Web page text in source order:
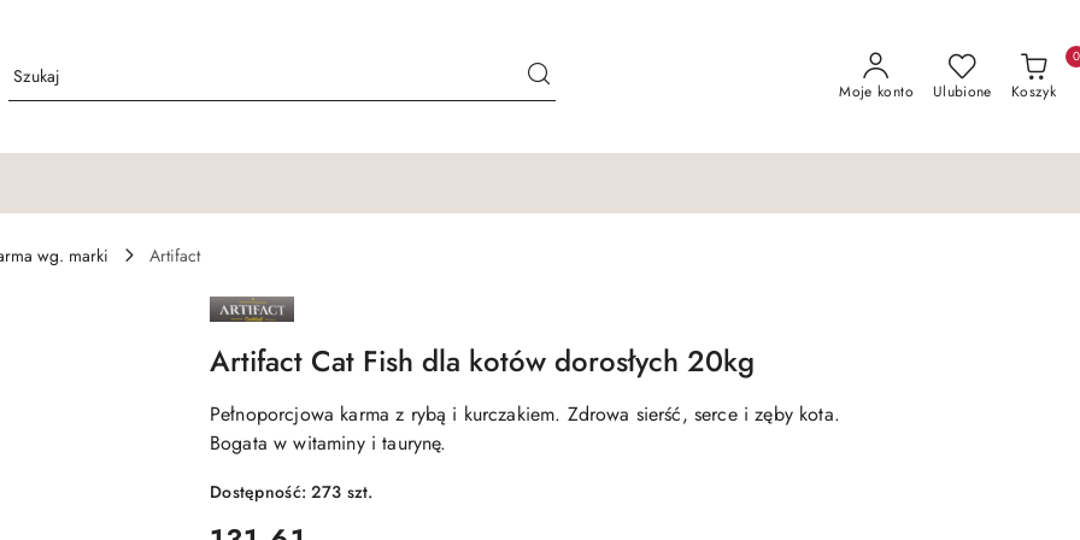
Moje konto Ulubione Koszyk
0
wg. marki
Artifact
NAZWA
PRODUCENTA:
Artifact Cat Fish dla kotów dorosłych 20kg
Pełnoporcjowa karma z rybą i kurczakiem. Zdrowa sierść, serce i zęby kota.
Bogata w witaminy i taurynę.
Dostępność:273 szt.